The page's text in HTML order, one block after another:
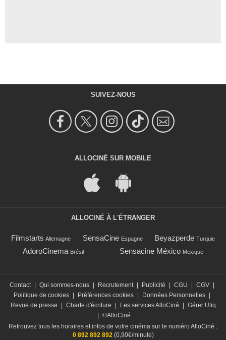
SUIVEZ-NOUS
ALLOCINÉ SUR MOBILE
ALLOCINÉ À L'ÉTRANGER
Filmstarts Allemagne SensaCine Espagne Beyazperde Turquie
AdoroCinema Brésil Sensacine México Mexique
Contact Qui sommes-nous Recrutement Publicité CGU CGV
Politique de cookies
Préférences cookies Données Personnelles
Revue de presse
Charte d'écriture Les services AlloCiné
Gérer Utiq
©AlloCiné
Retrouvez tous les horaires et infos de votre cinéma sur le numéro AlloCiné :
0 892 892 892(0,90€/minute)